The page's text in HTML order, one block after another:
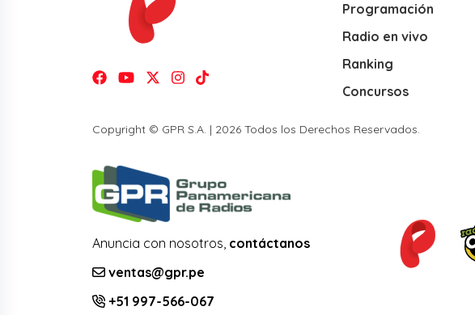
Programación
Radio en vivo
Ranking
Concursos
Copyright © GPR S.A. | 2026 Todos los Derechos Reservados.
Anuncia con nosotros, contáctanos
ventas@gpr.pe
+51 997-566-067